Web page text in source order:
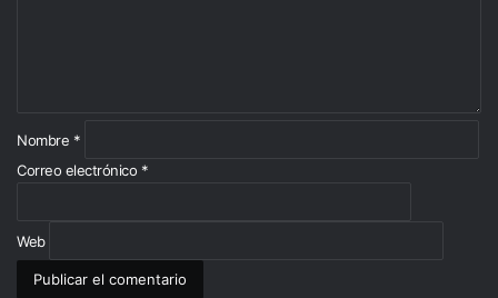
*
Nombre *
Correo electrónico *
Web